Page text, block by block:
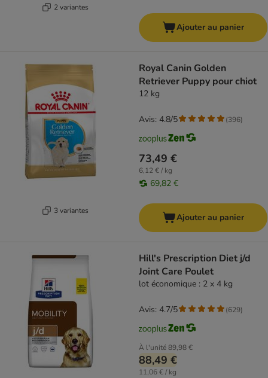
2 variantes
Ajouter au panier
3 variantes
Royal Canin Golden
Retriever Puppy pour chiot
12 kg
73,49 €
6,12 € / kg
69,82 €
Avis: 4.8/5 (396)
Ajouter au panier
Hill's Prescription Diet j/d
Joint Care Poulet
lot économique : 2 x 4 kg
À l'unité89,98 €
88,49 €
11,06 € / kg
Avis: 4.7/5 (629)